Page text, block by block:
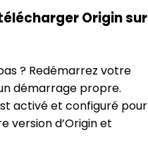
Origin sur
? Redémarrez votre
démarrage propre.
activé et configuré pour
version d’Origin et